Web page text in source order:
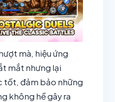
mà, hiệu ứng
mắt nhưng lại
tốt, đảm bảo những
không hề gây ra